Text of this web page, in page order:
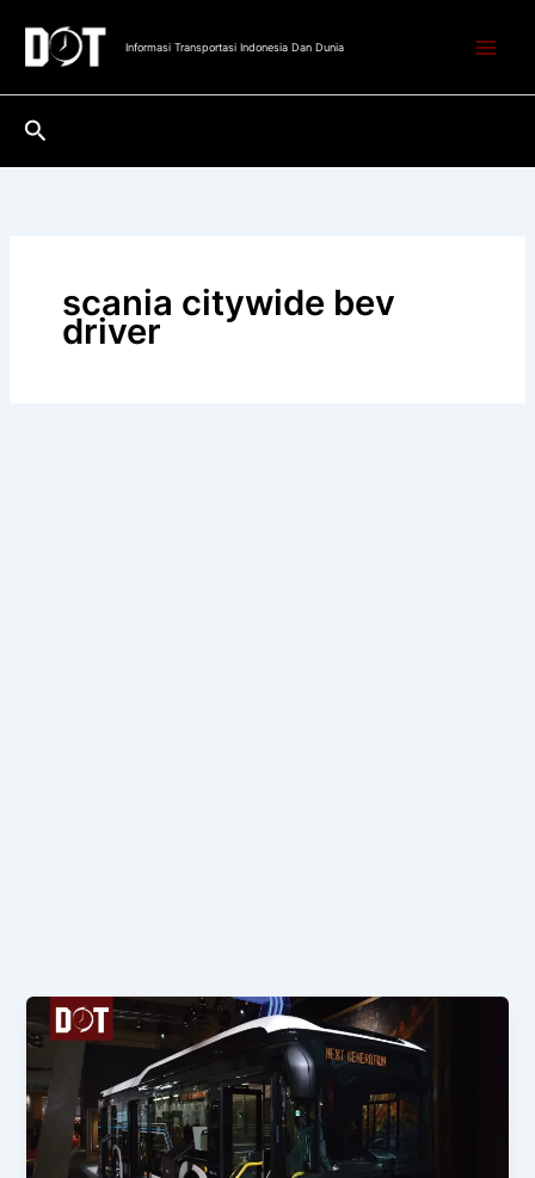
konten
Informasi Transportasi Indonesia Dan Dunia
Cari
scania citywide bev
driver